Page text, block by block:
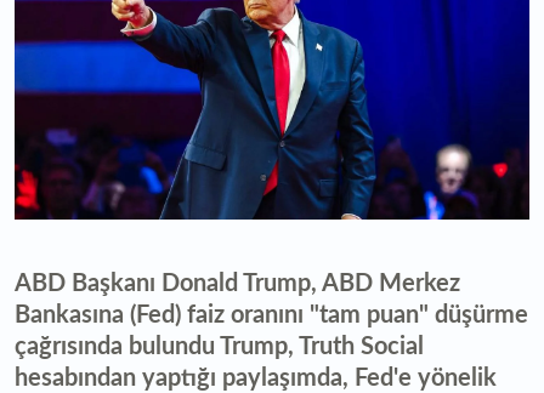
ABD Başkanı Donald Trump, ABD Merkez
Bankasına (Fed) faiz oranını "tam puan" düşürme
çağrısında bulundu Trump, Truth Social
hesabından yaptığı paylaşımda, Fed'e yönelik